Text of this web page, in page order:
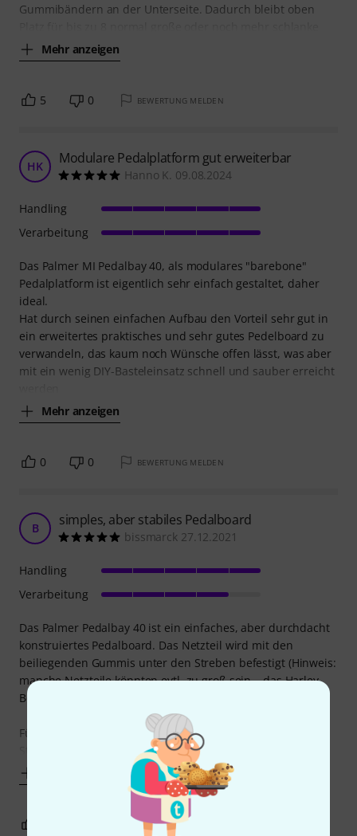
Gummibändern an der Unterseite. Dadurch bleibt oben
Mehr anzeigen
5 0 BEWERTUNG MELDEN
HK Modulare Pedalplatform gut erweiterbar
Hanno K. 09.08.2024
Das Palmer MI Pedalbay 40, als modulares "barebone"
Pedalplatform ist eigentlich sehr einfach gestaltet, daher
ideal.
Hat durch seinen einfachen Aufbau den Vorteil sehr gut in
ein erweitertes praktisches und sehr gutes Pedelboard zu
verwandeln, das kaum noch Wünsche offen lässt, was aber
mit ein wenig DIY-Basteleinsatz schnell und sauber erreicht
Mehr anzeigen
Handling
Verarbeitung
0 0 BEWERTUNG MELDEN
B simples, aber stabiles Pedalboard
bissmarck 27.12.2021
Das Palmer Pedalbay 40 ist ein einfaches, aber durchdacht
konstruiertes Pedalboard. Das Netzteil wird mit den
beiliegenden Gummis unter den Streben befestigt (Hinweis:
manche Netzteile könnten evtl. zu groß sein – das Harley
Benton ISO-12 Pro passt aber beispielsweise).
Für bestimmte Effekte kann man die beiden mittleren
Streben verstellen. Genauso kann man
Handling
Verarbeitung
BEWERTUNG MELDEN